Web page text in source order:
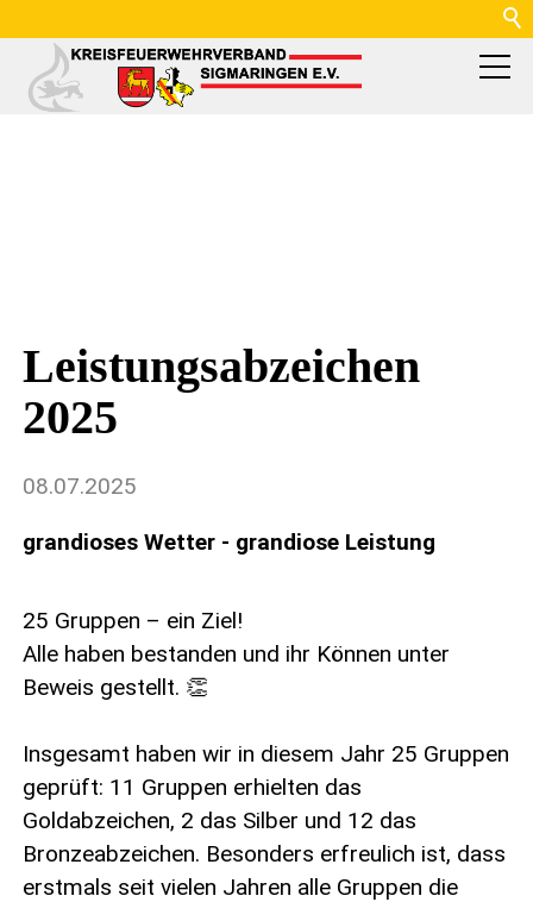
Leistungsabzeichen
2025
08.07.2025
grandioses Wetter - grandiose Leistung
25 Gruppen – ein Ziel!
Alle haben bestanden und ihr Können unter
Beweis gestellt. 👏
Insgesamt haben wir in diesem Jahr 25 Gruppen
geprüft: 11 Gruppen erhielten das
Goldabzeichen, 2 das Silber und 12 das
Bronzeabzeichen. Besonders erfreulich ist, dass
erstmals seit vielen Jahren alle Gruppen die